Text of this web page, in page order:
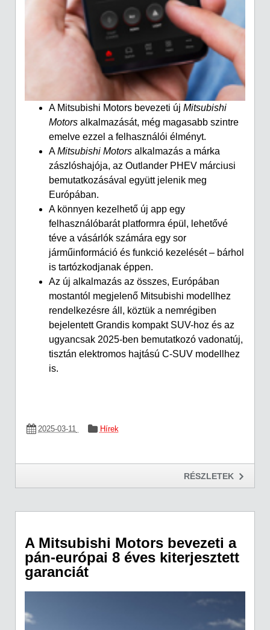
A Mitsubishi Motors bevezeti új Mitsubishi
Motors alkalmazását, még magasabb szintre
emelve ezzel a felhasználói élményt.
AMitsubishi Motors alkalmazás a márka
zászlóshajója, az Outlander PHEV márciusi
bemutatkozásával együtt jelenik meg
Európában.
A könnyen kezelhető új app egy
felhasználóbarát platformra épül, lehetővé
téve a vásárlók számára egy sor
járműinformáció és funkció kezelését – bárhol
is tartózkodjanak éppen.
Az új alkalmazás az összes, Európában
mostantól megjelenő Mitsubishi modellhez
rendelkezésre áll, köztük a nemrégiben
bejelentett Grandis kompakt SUV-hoz és az
ugyancsak 2025-ben bemutatkozó vadonatúj,
tisztán elektromos hajtású C-SUV modellhez
is.
2025-03-11 Hírek
RÉSZLETEK
A Mitsubishi Motors bevezeti a
pán-európai 8 éves kiterjesztett
garanciát